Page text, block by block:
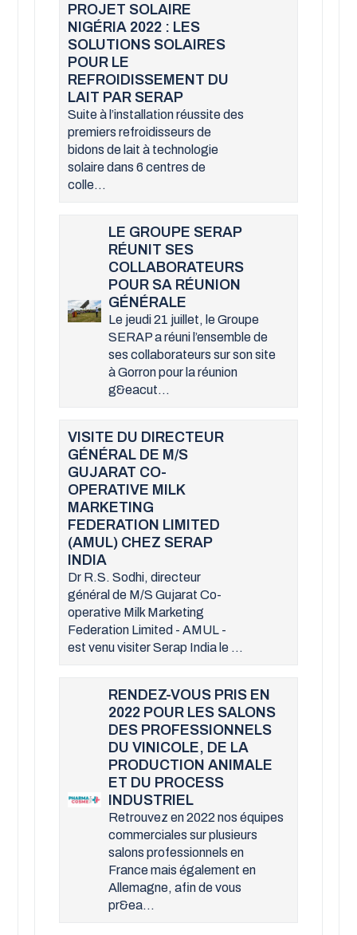
PROJET SOLAIRE
NIGÉRIA 2022 : LES
SOLUTIONS SOLAIRES
POUR LE
REFROIDISSEMENT DU
LAIT PAR SERAP
Suite à l’installation réussite des
premiers refroidisseurs de
bidons de lait à technologie
solaire dans 6 centres de
colle...
LE GROUPE SERAP
RÉUNIT SES
COLLABORATEURS
POUR SA RÉUNION
GÉNÉRALE
Le jeudi 21 juillet, le Groupe
SERAP a réuni l’ensemble de
ses collaborateurs sur son site
à Gorron pour la réunion
g&eacut...
VISITE DU DIRECTEUR
GÉNÉRAL DE M/S
GUJARAT CO-
OPERATIVE MILK
MARKETING
FEDERATION LIMITED
(AMUL) CHEZ SERAP
INDIA
Dr R.S. Sodhi, directeur
général de M/S Gujarat Co-
operative Milk Marketing
Federation Limited - AMUL -
est venu visiter Serap India le ...
RENDEZ-VOUS PRIS EN
2022 POUR LES SALONS
DES PROFESSIONNELS
DU VINICOLE, DE LA
PRODUCTION ANIMALE
ET DU PROCESS
INDUSTRIEL
Retrouvez en 2022 nos équipes
commerciales sur plusieurs
salons professionnels en
France mais également en
Allemagne, afin de vous
pr&ea...